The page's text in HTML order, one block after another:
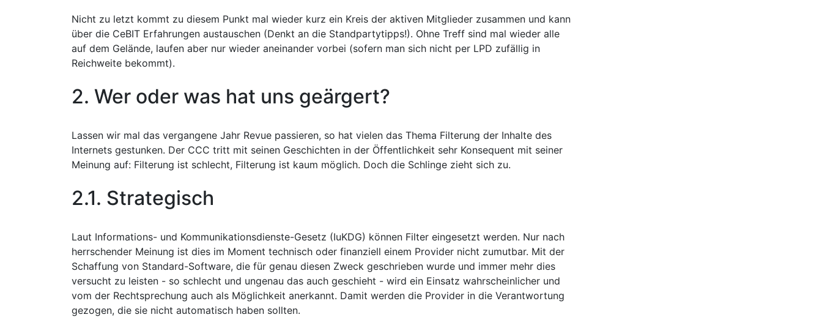
Nicht zu letzt kommt zu diesem Punkt mal wieder kurz ein Kreis der aktiven Mitglieder zusammen und kann
über die CeBIT Erfahrungen austauschen (Denkt an die Standpartytipps!). Ohne Treff sind mal wieder alle
auf dem Gelände, laufen aber nur wieder aneinander vorbei (sofern man sich nicht per LPD zufällig in
Reichweite bekommt).
2. Wer oder was hat uns geärgert?
Lassen wir mal das vergangene Jahr Revue passieren, so hat vielen das Thema Filterung der Inhalte des
Internets gestunken. Der CCC tritt mit seinen Geschichten in der Öffentlichkeit sehr Konsequent mit seiner
Meinung auf: Filterung ist schlecht, Filterung ist kaum möglich. Doch die Schlinge zieht sich zu.
2.1. Strategisch
Laut Informations- und Kommunikationsdienste-Gesetz (IuKDG) können Filter eingesetzt werden. Nur nach
herrschender Meinung ist dies im Moment technisch oder finanziell einem Provider nicht zumutbar. Mit der
Schaffung von Standard-Software, die für genau diesen Zweck geschrieben wurde und immer mehr dies
versucht zu leisten - so schlecht und ungenau das auch geschieht - wird ein Einsatz wahrscheinlicher und
vom der Rechtsprechung auch als Möglichkeit anerkannt. Damit werden die Provider in die Verantwortung
gezogen, die sie nicht automatisch haben sollten.